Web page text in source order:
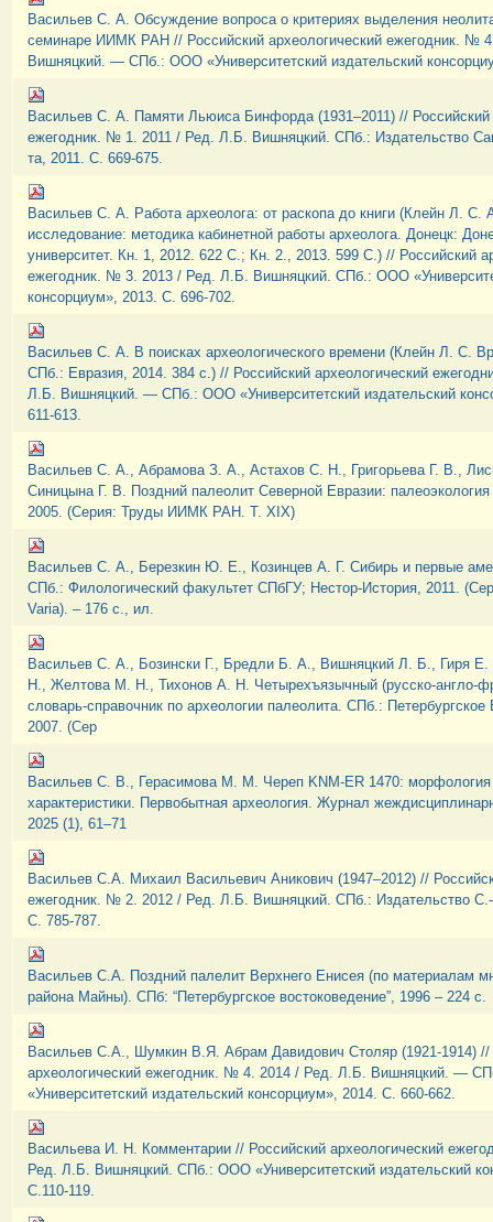
Васильев С. А. Обсуждение вопроса о критериях выделения
семинаре ИИМК РАН // Российский археологический ежегодник. №
Вишняцкий. — СПб.: ООО «Университетский издательский
Васильев С. А. Памяти Льюиса Бинфорда (1931–2011) // Российский
ежегодник. № 1. 2011 / Ред. Л.Б. Вишняцкий. СПб.: Издательство
та, 2011. С. 669-675.
Васильев С. А. Работа археолога: от раскопа до книги (Клейн Л. С.
исследование: методика кабинетной работы археолога. Донецк:
университет. Кн. 1, 2012. 622 С.; Кн. 2., 2013. 599 С.) // Российский
ежегодник. № 3. 2013 / Ред. Л.Б. Вишняцкий. СПб.: ООО
консорциум», 2013. С. 696-702.
Васильев С. А. В поисках археологического времени (Клейн Л. С.
СПб.: Евразия, 2014. 384 с.) // Российский археологический
Л.Б. Вишняцкий. — СПб.: ООО «Университетский издательский
611-613.
Васильев С. А., Абрамова З. А., Астахов С. Н., Григорьева Г. В.,
Синицына Г. В. Поздний палеолит Северной Евразии:
2005. (Серия: Труды ИИМК РАН. Т. XIX)
Васильев С. А., Березкин Ю. Е., Козинцев А. Г. Сибирь и первые
СПб.: Филологический факультет СПбГУ; Нестор-История, 2011.
Varia). – 176 с., ил.
Васильев С. А., Бозински Г., Бредли Б. А., Вишняцкий Л. Б., Гиря
Н., Желтова М. Н., Тихонов А. Н. Четырехъязычный (русско-англо-
словарь-справочник по археологии палеолита. СПб.: Петербургское
2007. (Сер
Васильев С. В., Герасимова М. М. Череп KNM-ER 1470: морфология
характеристики. Первобытная археология. Журнал
2025 (1), 61–71
Васильев С.А. Михаил Васильевич Аникович (1947–2012) //
ежегодник. № 2. 2012 / Ред. Л.Б. Вишняцкий. СПб.: Издательство С.-
С. 785-787.
Васильев С.А. Поздний палелит Верхнего Енисея (по материалам
района Майны). СПб: “Петербургское востоковедение”, 1996 – 224 с.
Васильев С.А., Шумкин В.Я. Абрам Давидович Столяр (1921-1914) //
археологический ежегодник. № 4. 2014 / Ред. Л.Б. Вишняцкий. —
«Университетский издательский консорциум», 2014. С. 660-662.
Васильева И. Н. Комментарии // Российский археологический
Ред. Л.Б. Вишняцкий. СПб.: ООО «Университетский издательский
С.110-119.